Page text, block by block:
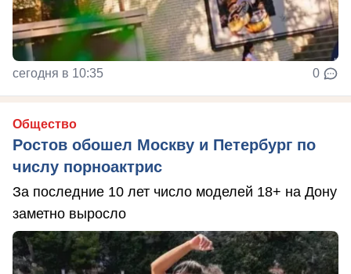
сегодня в 10:35 0
Общество
Ростов обошел Москву и Петербург по
числу порноактрис
За последние 10 лет число моделей 18+ на Дону
заметно выросло